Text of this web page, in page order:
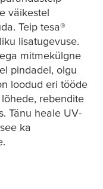
väikestel
Teip tesa®
lisatugevuse.
mitmekülgne
pindadel, olgu
loodud eri tööde
rebendite
Tänu heale UV-
ka